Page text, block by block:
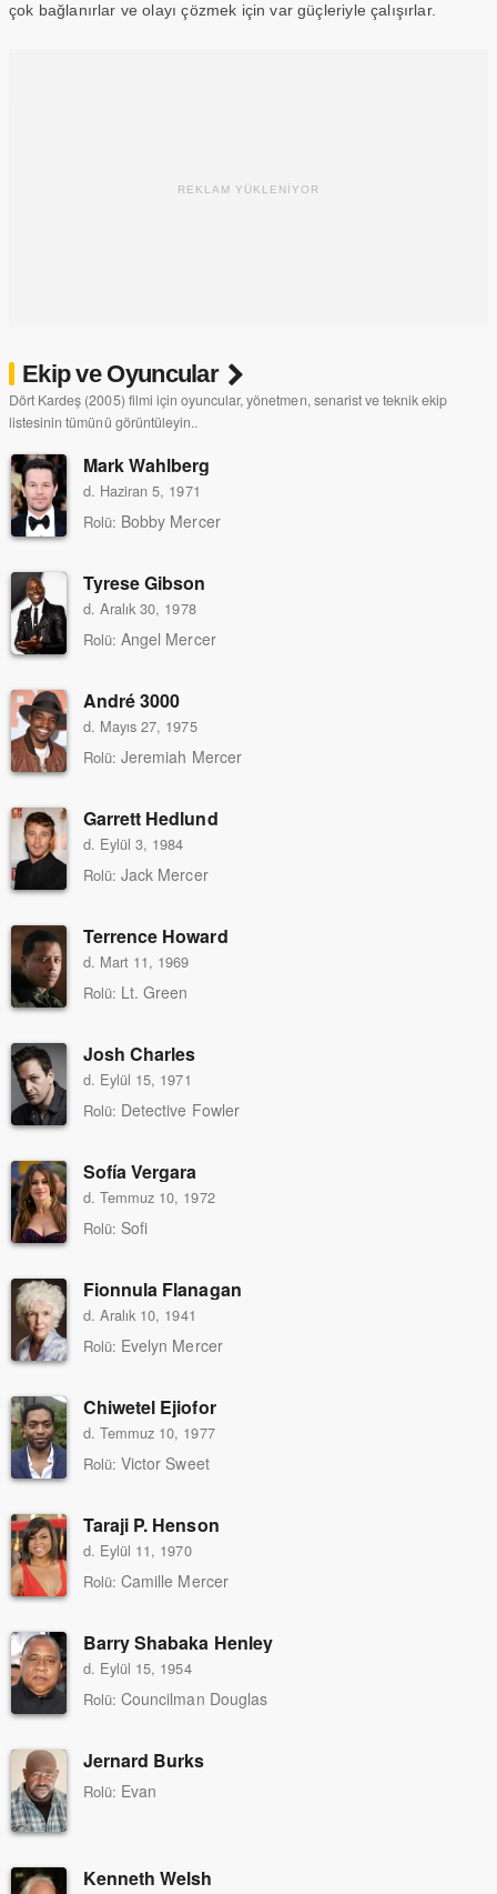
çok bağlanırlar ve olayı çözmek için var güçleriyle çalışırlar.
REKLAM YÜKLENİYOR
Ekip ve Oyuncular
Dört Kardeş (2005) filmi için oyuncular, yönetmen, senarist ve teknik ekip
listesinin tümünü görüntüleyin..
Mark Wahlberg
d. Haziran 5, 1971
Rolü: Bobby Mercer
Tyrese Gibson
d. Aralık 30, 1978
Rolü: Angel Mercer
André 3000
d. Mayıs 27, 1975
Rolü: Jeremiah Mercer
Garrett Hedlund
d. Eylül 3, 1984
Rolü: Jack Mercer
Terrence Howard
d. Mart 11, 1969
Rolü: Lt. Green
Josh Charles
d. Eylül 15, 1971
Rolü: Detective Fowler
Sofía Vergara
d. Temmuz 10, 1972
Rolü: Sofi
Fionnula Flanagan
d. Aralık 10, 1941
Rolü: Evelyn Mercer
Chiwetel Ejiofor
d. Temmuz 10, 1977
Rolü: Victor Sweet
Taraji P. Henson
d. Eylül 11, 1970
Rolü: Camille Mercer
Barry Shabaka Henley
d. Eylül 15, 1954
Rolü: Councilman Douglas
Jernard Burks
Rolü: Evan
Kenneth Welsh